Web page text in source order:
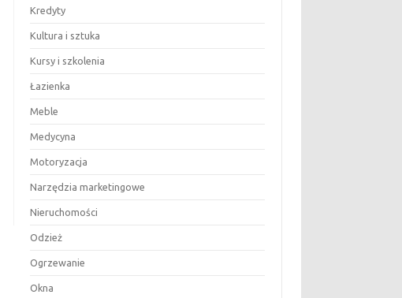
Kredyty
Kultura i sztuka
Kursy i szkolenia
Łazienka
Meble
Medycyna
Motoryzacja
Narzędzia marketingowe
Nieruchomości
Odzież
Ogrzewanie
Okna